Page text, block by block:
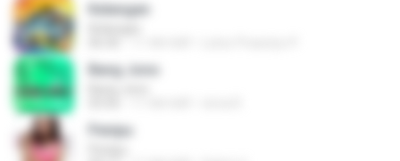
Kelangan
Bang Jono
Penipu